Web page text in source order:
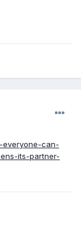
everyone-can-
its-partner-